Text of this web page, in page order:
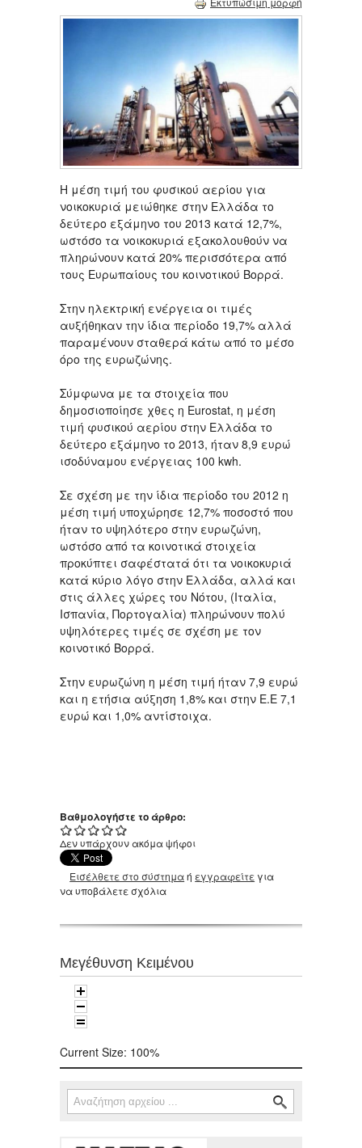
Η μέση τιμή του φυσικού αερίου για
νοικοκυριά μειώθηκε στην Ελλάδα το
δεύτερο εξάμηνο του 2013 κατά 12,7%,
ωστόσο τα νοικοκυριά εξακολουθούν να
πληρώνουν κατά 20% περισσότερα από
τους Ευρωπαίους του κοινοτικού Βορρά.
Στην ηλεκτρική ενέργεια οι τιμές
αυξήθηκαν την ίδια περίοδο 19,7% αλλά
παραμένουν σταθερά κάτω από το μέσο
όρο της ευρωζώνης.
Σύμφωνα με τα στοιχεία που
δημοσιοποίησε χθες η Eurostat, η μέση
τιμή φυσικού αερίου στην Ελλάδα το
δεύτερο εξάμηνο το 2013, ήταν 8,9 ευρώ
ισοδύναμου ενέργειας 100 kwh.
Σε σχέση με την ίδια περίοδο του 2012 η
μέση τιμή υποχώρησε 12,7% ποσοστό που
ήταν το υψηλότερο στην ευρωζώνη,
ωστόσο από τα κοινοτικά στοιχεία
προκύπτει σαφέστατά ότι τα νοικοκυριά
κατά κύριο λόγο στην Ελλάδα, αλλά και
στις άλλες χώρες του Νότου, (Ιταλία,
Ισπανία, Πορτογαλία) πληρώνουν πολύ
υψηλότερες τιμές σε σχέση με τον
κοινοτικό Βορρά.
Στην ευρωζώνη η μέση τιμή ήταν 7,9 ευρώ
και η ετήσια αύξηση 1,8% και στην Ε.Ε 7,1
ευρώ και 1,0% αντίστοιχα.
Βαθμολογήστε το άρθρο:
Δεν υπάρχουν ακόμα ψήφοι
Εισέλθετε στο σύστημαή εγγραφείτε για
να υποβάλετε σχόλια
Μεγέθυνση Κειμένου
Current Size: 100%
Φόρμα αναζήτησης
Αναζήτηση